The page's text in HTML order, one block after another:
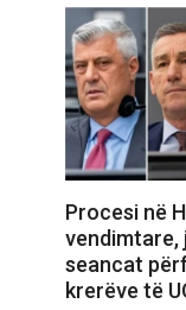
Procesi në
vendimtare,
seancat
krerëve të